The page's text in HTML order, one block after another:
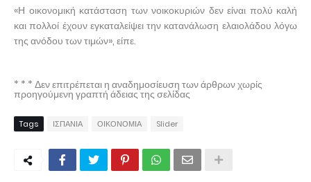
«Η οικονομική κατάσταση των νοικοκυριών δεν είναι πολύ καλή
και πολλοί έχουν εγκαταλείψει την κατανάλωση ελαιολάδου λόγω
της ανόδου των τιμών», είπε.
* * * Δεν επιτρέπεται η αναδημοσίευση των άρθρων χωρίς
προηγούμενη γραπτή άδειας της σελίδας
Tags ΙΣΠΑΝΙΑ ΟΙΚΟΝΟΜΙΑ Slider